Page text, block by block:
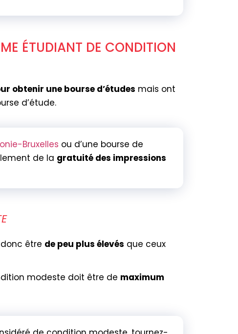
ÉTUDIANT DE CONDITION
obtenir une bourse d’études mais ont
d’étude.
Bruxelles ou d’une bourse de
de la gratuité des impressions
être de peu plus élevés que ceux
modeste doit être de maximum